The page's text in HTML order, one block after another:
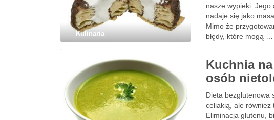
Kulinaria
nasze wypieki. Jego
nadaje się jako
Mimo że
błędy, które mogą …
Kuchnia
osób
Dieta bezglutenowa
celiakią, ale również
Eliminacja glutenu,